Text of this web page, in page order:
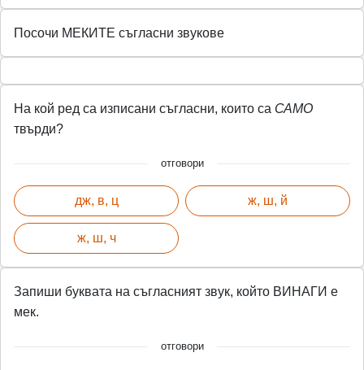
Посочи МЕКИТЕ съгласни звукове
На кой ред са изписани съгласни, които са САМО
твърди?
отговори
дж, в, ц
ж, ш, ч
ж, ш, й
Запиши буквата на съгласният звук, който ВИНАГИ е
мек.
отговори